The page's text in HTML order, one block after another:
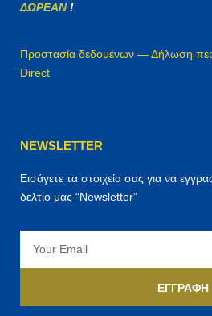
ΔΩΡΕΑΝ!
Προστασία δεδομένων — Δήλωση
Direct
NEWSLETTER
Εισάγετε τα στοιχεία σας για να
δελτίο μας “Newsletter”
ΕΓΓΡΑΦΉ